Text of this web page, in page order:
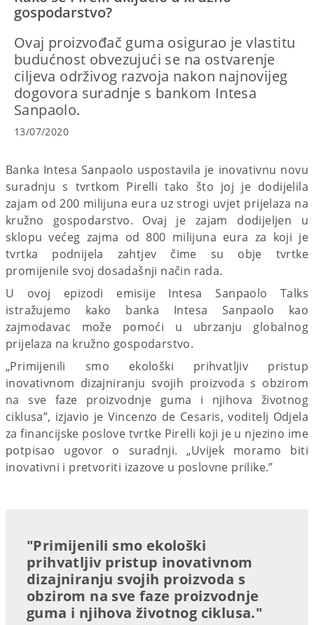
gospodarstvo?
Ovaj proizvođač guma osigurao je vlastitu
budućnost obvezujući se na ostvarenje
ciljeva održivog razvoja nakon najnovijeg
dogovora suradnje s bankom Intesa
Sanpaolo.
13/07/2020
Banka Intesa Sanpaolo uspostavila je inovativnu novu
suradnju s tvrtkom Pirelli tako što joj je dodijelila
zajam od 200 milijuna eura uz strogi uvjet prijelaza na
kružno gospodarstvo. Ovaj je zajam dodijeljen u
sklopu većeg zajma od 800 milijuna eura za koji je
tvrtka podnijela zahtjev čime su obje tvrtke
promijenile svoj dosadašnji način rada.
U ovoj epizodi emisije Intesa Sanpaolo Talks
istražujemo kako banka Intesa Sanpaolo kao
zajmodavac može pomoći u ubrzanju globalnog
prijelaza na kružno gospodarstvo.
„Primijenili smo ekološki prihvatljiv pristup
inovativnom dizajniranju svojih proizvoda s obzirom
na sve faze proizvodnje guma i njihova životnog
ciklusa”, izjavio je Vincenzo de Cesaris, voditelj Odjela
za financijske poslove tvrtke Pirelli koji je u njezino ime
potpisao ugovor o suradnji. „Uvijek moramo biti
inovativni i pretvoriti izazove u poslovne prilike.”
"Primijenili smo ekološki
prihvatljiv pristup inovativnom
dizajniranju svojih proizvoda s
obzirom na sve faze proizvodnje
guma i njihova životnog ciklusa."